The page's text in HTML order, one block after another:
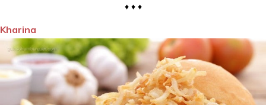
♦ ♦ ♦
Kharina